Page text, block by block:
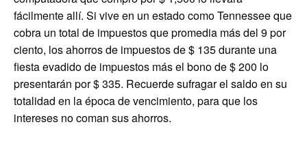
fácilmente allí. Si vive en un estado como Tennessee que
cobra un total de impuestos que promedia más del 9 por
ciento, los ahorros de impuestos de $ 135 durante una
fiesta evadido de impuestos más el bono de $ 200 lo
presentarán por $ 335. Recuerde sufragar el saldo en su
totalidad en la época de vencimiento, para que los
intereses no coman sus ahorros.